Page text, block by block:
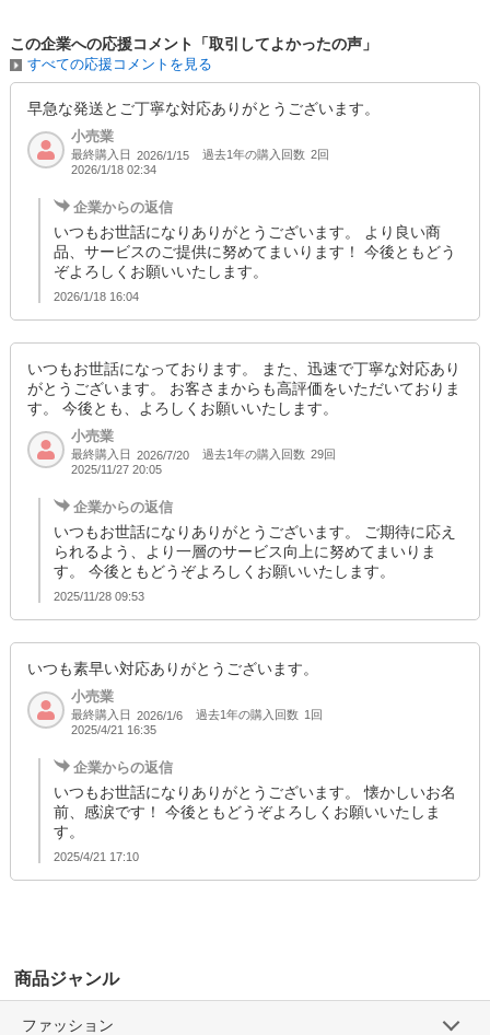
この企業への応援コメント「取引してよかったの声」
すべての応援コメントを見る
早急な発送とご丁寧な対応ありがとうございます。
小売業
最終購入日 2026/1/15 過去1年の購入回数 2回
2026/1/18 02:34
企業からの返信
いつもお世話になりありがとうございます。 より良い商
品、サービスのご提供に努めてまいります！ 今後ともどう
ぞよろしくお願いいたします。
2026/1/18 16:04
いつもお世話になっております。 また、迅速で丁寧な対応あり
がとうございます。 お客さまからも高評価をいただいておりま
す。 今後とも、よろしくお願いいたします。
小売業
最終購入日 2026/7/20 過去1年の購入回数 29回
2025/11/27 20:05
企業からの返信
いつもお世話になりありがとうございます。 ご期待に応え
られるよう、より一層のサービス向上に努めてまいりま
す。 今後ともどうぞよろしくお願いいたします。
2025/11/28 09:53
いつも素早い対応ありがとうございます。
小売業
最終購入日 2026/1/6 過去1年の購入回数 1回
2025/4/21 16:35
企業からの返信
いつもお世話になりありがとうございます。 懐かしいお名
前、感涙です！ 今後ともどうぞよろしくお願いいたしま
す。
2025/4/21 17:10
商品ジャンル
ファッション